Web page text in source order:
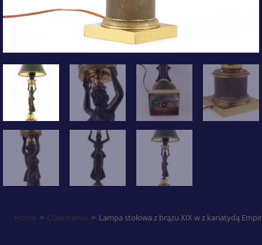
Home > Oświetlenie > Lampa stołowa z brązu XIX w z kariatydą